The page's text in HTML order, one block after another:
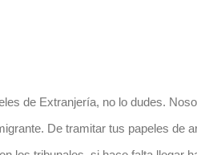
de Extranjería, no lo dudes.
De tramitar tus papeles